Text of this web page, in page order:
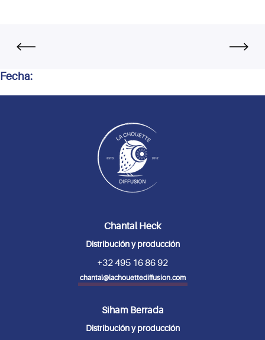
Fecha:
Chantal Heck
Distribución y producción
+32 495 16 86 92
chantal@lachouettediffusion.com
Siham Berrada
Distribución y producción